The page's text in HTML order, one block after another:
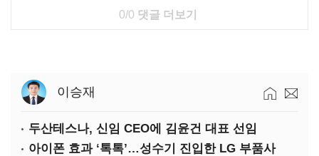
0/0 댓글 더보기
이승재
두산테스나, 신임 CEO에 김윤건 대표 선임
아이폰 효과 ‘톡톡’…성수기 진입한 LG 부품사